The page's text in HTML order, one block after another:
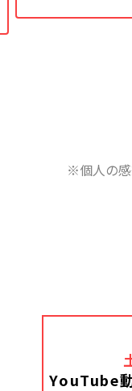
※個人の感
YouTube